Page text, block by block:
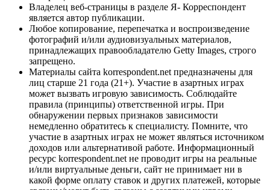
Владелец веб-страницы в разделе Я- Корреспондент
является автор публикации.
Любое копирование, перепечатка и воспроизведение
фотографий и/или аудиовизуальных материалов,
принадлежащих правообладателю Getty Images, строго
запрещено.
Материалы сайта korrespondent.net предназначены для
лиц старше 21 года (21+). Участие в азартных играх
может вызвать игровую зависимость. Соблюдайте
правила (принципы) ответственной игры. При
обнаружении первых признаков зависимости
немедленно обратитесь к специалисту. Помните, что
участие в азартных играх не может являться источником
доходов или альтернативой работе. Информационный
ресурс korrespondent.net не проводит игры на реальные
и/или виртуальные деньги, сайт не принимает ни в
какой форме оплату ставок и других платежей, которые